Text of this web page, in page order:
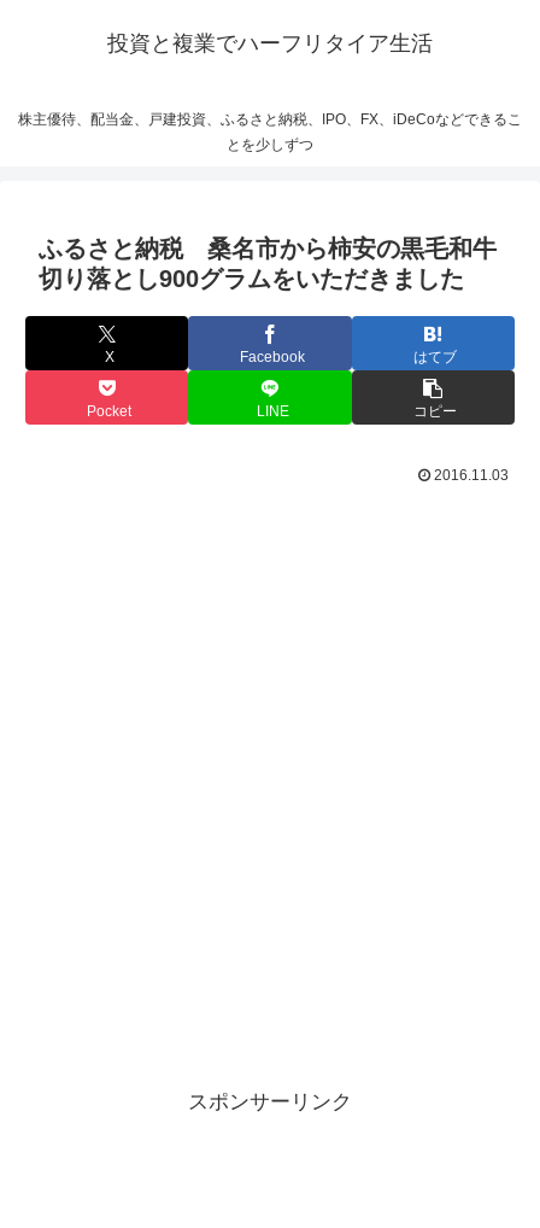
投資と複業でハーフリタイア生活
株主優待、配当金、戸建投資、ふるさと納税、IPO、FX、iDeCoなどできるこ
とを少しずつ
ふるさと納税 桑名市から柿安の黒毛和牛
切り落とし900グラムをいただきました
X Facebook はてブ
Pocket LINE コピー
2016.11.03
スポンサーリンク